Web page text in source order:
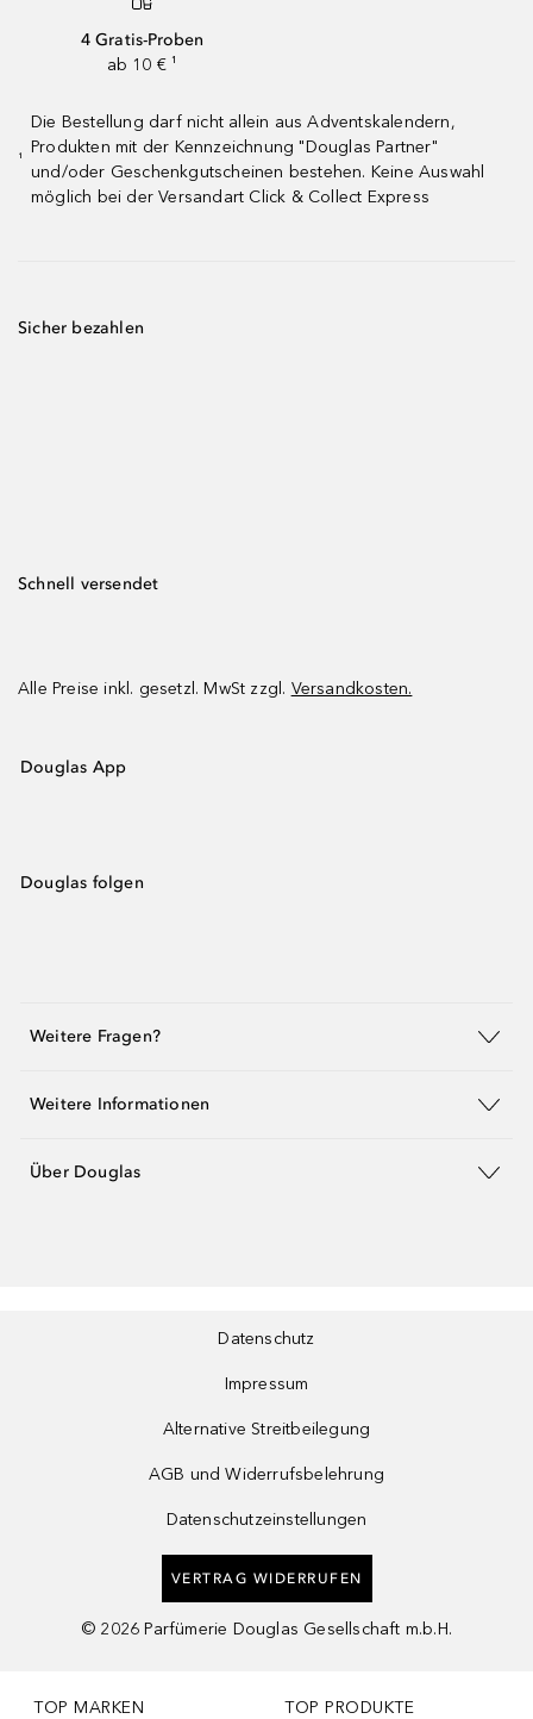
4 Gratis-Proben
ab 10 € ¹
¹
Die Bestellung darf nicht allein aus Adventskalendern,
Produkten mit der Kennzeichnung "Douglas Partner"
und/oder Geschenkgutscheinen bestehen. Keine Auswahl
möglich bei der Versandart Click & Collect Express
Sicher bezahlen
Schnell versendet
Alle Preise inkl. gesetzl. MwSt zzgl. Versandkosten.
Douglas App
Douglas folgen
Weitere Fragen?
Weitere Informationen
Über Douglas
Datenschutz
Impressum
Alternative Streitbeilegung
AGB und Widerrufsbelehrung
Datenschutzeinstellungen
VERTRAG WIDERRUFEN
© 2026 Parfümerie Douglas Gesellschaft m.b.H.
TOP MARKEN TOP PRODUKTE